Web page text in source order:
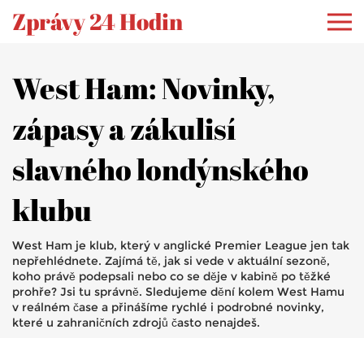
Zprávy 24 Hodin
West Ham: Novinky,
zápasy a zákulisí
slavného londýnského
klubu
West Ham je klub, který v anglické Premier League jen tak
nepřehlédnete. Zajímá tě, jak si vede v aktuální sezoně,
koho právě podepsali nebo co se děje v kabině po těžké
prohře? Jsi tu správně. Sledujeme dění kolem West Hamu
v reálném čase a přinášíme rychlé i podrobné novinky,
které u zahraničních zdrojů často nenajdeš.